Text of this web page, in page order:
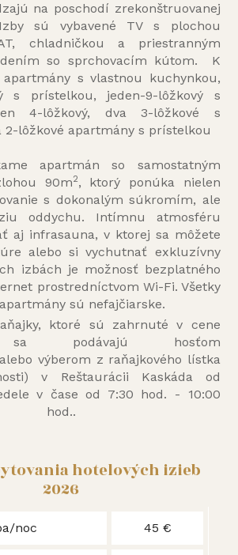
na poschodí zrekonštruovanej
sú vybavené TV s plochou
chladničkou a priestranným
so sprchovacím kútom. K
s vlastnou kuchynkou,
s prístelkou, jeden-9-lôžkový s
4-lôžkový, dva 3-lôžkové s
2-lôžkové apartmány s prístelkou
apartmán so samostatným
90m2, ktorý ponúka nielen
s dokonalým súkromím, ale
oddychu. Intímnu atmosféru
aj infrasauna, v ktorej sa môžete
alebo si vychutnať exkluzívny
izbách je možnosť bezplatného
prostredníctvom Wi-Fi. Všetky
sú nefajčiarske.
ktoré sú zahrnuté v cene
sa podávajú hosťom
výberom z raňajkového lístka
v Reštaurácii Kaskáda od
v čase od 7:30 hod. - 10:00
hod..
hotelových izieb
2026
noc 45 €